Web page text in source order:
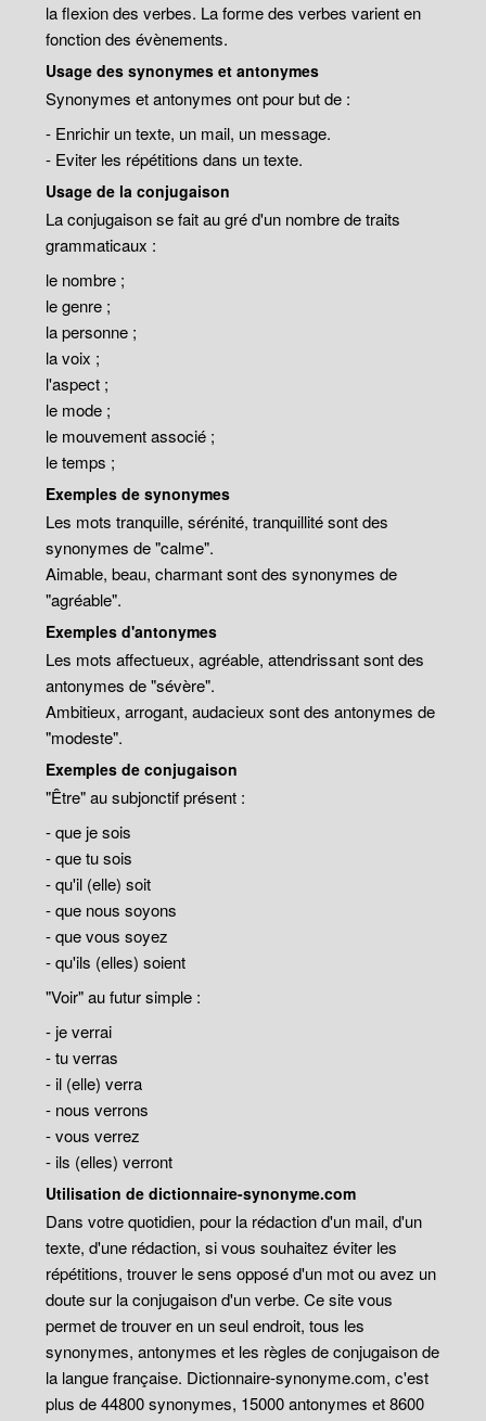
la flexion des verbes. La forme des verbes varient en
fonction des évènements.
Usage des synonymes et antonymes
Synonymes et antonymes ont pour but de :
- Enrichir un texte, un mail, un message.
- Eviter les répétitions dans un texte.
Usage de la conjugaison
La conjugaison se fait au gré d'un nombre de traits
grammaticaux :
le nombre ;
le genre ;
la personne ;
la voix ;
l'aspect ;
le mode ;
le mouvement associé ;
le temps ;
Exemples de synonymes
Les mots tranquille, sérénité, tranquillité sont des
synonymes de "calme".
Aimable, beau, charmant sont des synonymes de
"agréable".
Exemples d'antonymes
Les mots affectueux, agréable, attendrissant sont des
antonymes de "sévère".
Ambitieux, arrogant, audacieux sont des antonymes de
"modeste".
Exemples de conjugaison
"Être" au subjonctif présent :
- que je sois
- que tu sois
- qu'il (elle) soit
- que nous soyons
- que vous soyez
- qu'ils (elles) soient
"Voir" au futur simple :
- je verrai
- tu verras
- il (elle) verra
- nous verrons
- vous verrez
- ils (elles) verront
Utilisation de dictionnaire-synonyme.com
Dans votre quotidien, pour la rédaction d'un mail, d'un
texte, d'une rédaction, si vous souhaitez éviter les
répétitions, trouver le sens opposé d'un mot ou avez un
doute sur la conjugaison d'un verbe. Ce site vous
permet de trouver en un seul endroit, tous les
synonymes, antonymes et les règles de conjugaison de
la langue française. Dictionnaire-synonyme.com, c'est
plus de 44800 synonymes, 15000 antonymes et 8600